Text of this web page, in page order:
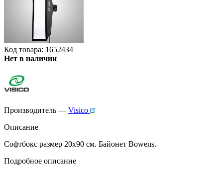
Код товара: 1652434
Нет в наличии
Производитель — Visico
Описание
Софтбокс размер 20x90 см. Байонет Bowens.
Подробное описание